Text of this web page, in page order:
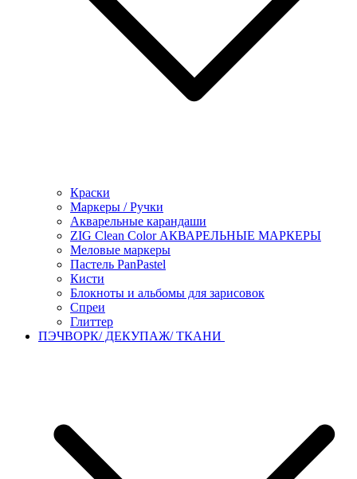
Краски
Маркеры / Ручки
Акварельные карандаши
ZIG Clean Color АКВАРЕЛЬНЫЕ МАРКЕРЫ
Меловые маркеры
Пастель PanPastel
Кисти
Блокноты и альбомы для зарисовок
Спреи
Глиттер
ПЭЧВОРК/ ДЕКУПАЖ/ ТКАНИ